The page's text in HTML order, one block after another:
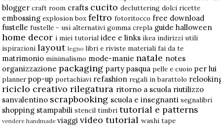
blogger craft room crafts cucito decluttering dolci ricette
embossing explosion box feltro fotoritocco free download
fustelle fustelle - usi alternativi gomma crepla guide halloween
home decor i miei tutorial idee e links ikea indirizzi utili
ispirazioni layout legno libri e riviste materiali fai da te
matrimonio minimalismo mode-manie natale notes
organizzazione packaging party pasqua pelle e cuoio per lui
planner pop-up portachiavi refashion regali in barattolo
riciclo creativo rilegatura ritorno a scuola riutilizzo
sanvalentino scrapbooking scuola e insegnanti segnalibri
shopping stampabili stencil timbri tutorial e patterns
vendere handmade viaggi video tutorial washi tape